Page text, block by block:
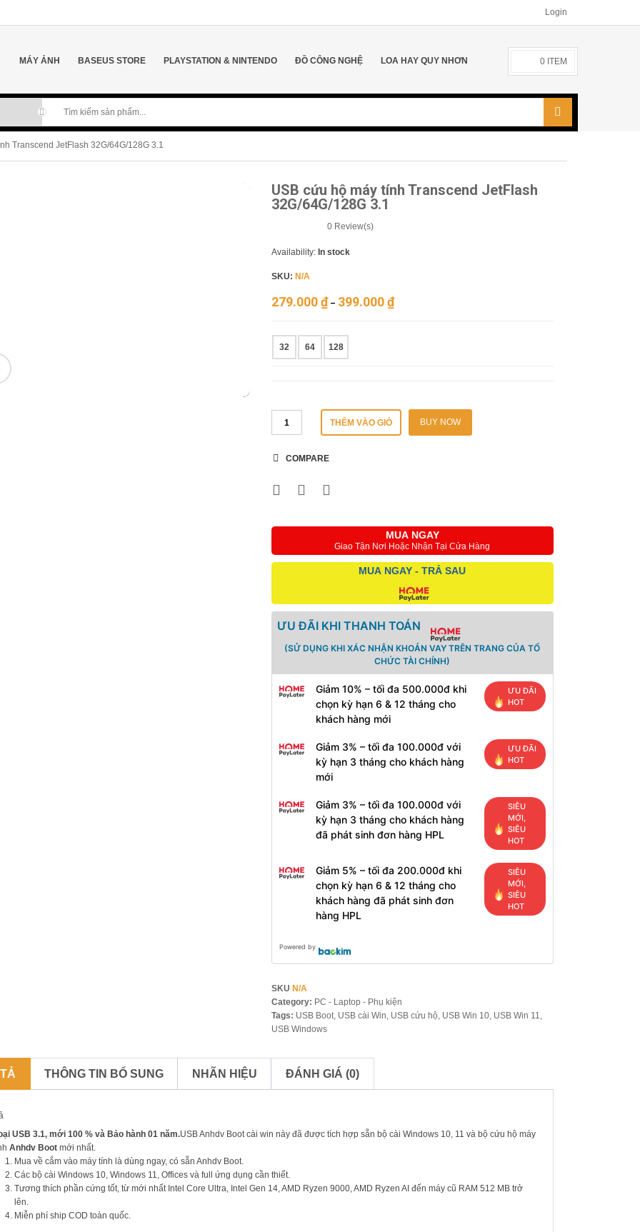
Login
MÁY ẢNH BASEUS STORE PLAYSTATION & NINTENDO ĐỒ CÔNG NGHỆ LOA HAY QUY NHƠN 0 ITEM
Transcend JetFlash 32G/64G/128G 3.1
USB cứu hộ máy tính Transcend JetFlash
32G/64G/128G 3.1
0Review(s)
Availability: In stock
SKU: N/A
279.000₫ – 399.000₫
32 64 128
THÊM VÀO GIỎ BUY NOW
COMPARE
MUA NGAY
Giao Tận Nơi Hoặc Nhận Tại Cửa Hàng
MUA NGAY - TRẢ SAU
ƯU ĐÃI KHI THANH TOÁN
(SỬ DỤNG KHI XÁC NHẬN KHOẢN VAY TRÊN TRANG CỦA TỔ
CHỨC TÀI CHÍNH)
Giảm 10% – tối đa 500.000đ khi
chọn kỳ hạn 6 & 12 tháng cho
khách hàng mới
ƯU ĐÃI
HOT
Giảm 3% – tối đa 100.000đ với
kỳ hạn 3 tháng cho khách hàng
mới
ƯU ĐÃI
HOT
Giảm 3% – tối đa 100.000đ với
kỳ hạn 3 tháng cho khách hàng
đã phát sinh đơn hàng HPL
SIÊU
MỚI,
SIÊU
HOT
Giảm 5% – tối đa 200.000đ khi
chọn kỳ hạn 6 & 12 tháng cho
khách hàng đã phát sinh đơn
hàng HPL
SIÊU
MỚI,
SIÊU
HOT
Powered by
SKU N/A
Category: PC - Laptop - Phụ kiện
Tags: USB Boot, USB cài Win, USB cứu hộ, USB Win 10, USB Win 11,
USB Windows
THÔNG TIN BỔ SUNG NHÃN HIỆU ĐÁNH GIÁ (0)
USB 3.1, mới 100 % và Bảo hành 01 năm.USB Anhdv Boot cài win này đã được tích hợp sẵn bộ cài Windows 10, 11 và bộ cứu hộ máy
Anhdv Boot mới nhất.
Mua về cắm vào máy tính là dùng ngay, có sẵn Anhdv Boot.
Các bộ cài Windows 10, Windows 11, Offices và full ứng dụng cần thiết.
Tương thích phần cứng tốt, từ mới nhất Intel Core Ultra, Intel Gen 14, AMD Ryzen 9000, AMD Ryzen AI đến máy cũ RAM 512 MB trở
lên.
Miễn phí ship COD toàn quốc.